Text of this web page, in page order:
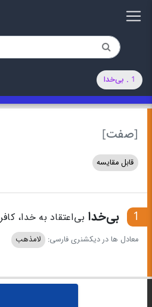
1 . بی‌خدا
[صفت]
قابل مقایسه
1 بی‌خدا بی‌اعتقاد به خدا، کافر
معادل ها در دیکشنری فارسی: لامذهب